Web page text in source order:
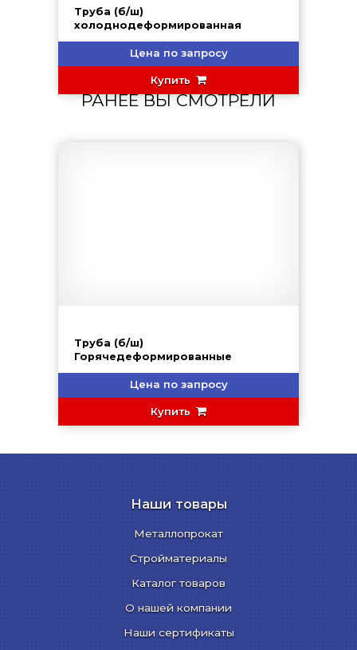
Труба (б/ш)
холоднодеформированная
Цена по запросу
Купить
РАНЕЕ ВЫ СМОТРЕЛИ
Труба (б/ш)
Горячедеформированные
Цена по запросу
Купить
Наши товары
Металлопрокат
Стройматериалы
Каталог товаров
О нашей компании
Наши сертификаты